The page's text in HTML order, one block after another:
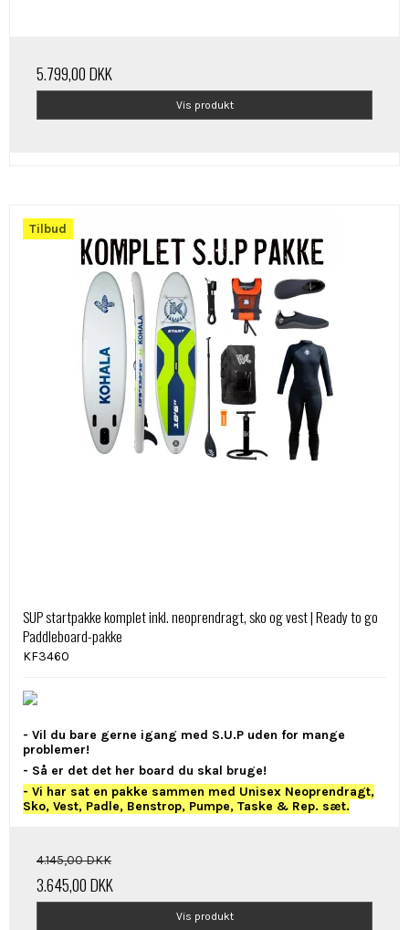
5.799,00 DKK
Vis produkt
Tilbud
SUP startpakke komplet inkl. neoprendragt, sko og vest | Ready to go
Paddleboard-pakke
KF3460
- Vil du bare gerne igang med S.U.P uden for mange
problemer!
- Så er det det her board du skal bruge!
- Vi har sat en pakke sammen med Unisex Neoprendragt,
Sko, Vest, Padle, Benstrop, Pumpe, Taske & Rep. sæt.
4.145,00 DKK
3.645,00 DKK
Vis produkt